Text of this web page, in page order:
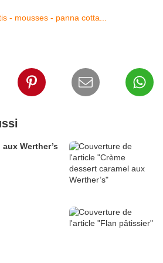
- mousses - panna cotta...
Werther’s